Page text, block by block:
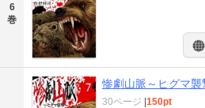
6
巻
惨劇山脈～ヒグマ
30ページ |150pt